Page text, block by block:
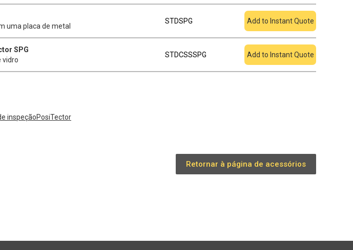
uma placa de metal
STDSPG Add to Instant Quote
SPG
vidro
STDCSSSPG Add to Instant Quote
inspeçãoPosiTector
Retornar à página de acessórios